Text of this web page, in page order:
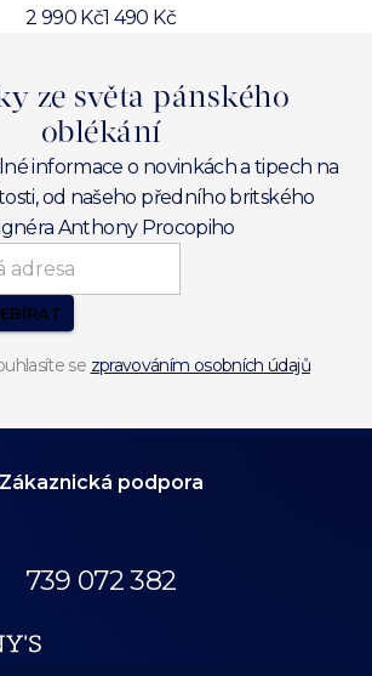
2 990 Kč1 490 Kč
ze světa pánského
oblékání
informace o novinkách a tipech na
od našeho předního britského
Anthony Procopiho
se zpravováním osobních údajů
Zákaznická podpora
739 072 382